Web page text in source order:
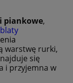
piankowe,
blaty
warstwę rurki,
się
i przyjemna w